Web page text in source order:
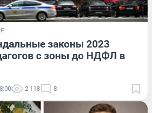
законы 2023
с зоны до НДФЛ в
2 118 8